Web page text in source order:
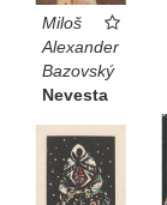
Miloš
Alexander
Bazovský
Nevesta